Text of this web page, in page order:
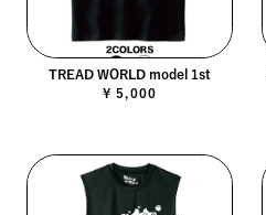
TREAD WORLD model 1st
¥ 5,000